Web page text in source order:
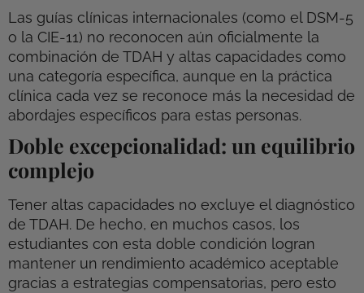
Las guías clínicas internacionales (como el DSM-5
o la CIE-11) no reconocen aún oficialmente la
combinación de TDAH y altas capacidades como
una categoría específica, aunque en la práctica
clínica cada vez se reconoce más la necesidad de
abordajes específicos para estas personas.
Doble excepcionalidad: un equilibrio
complejo
Tener altas capacidades no excluye el diagnóstico
de TDAH. De hecho, en muchos casos, los
estudiantes con esta doble condición logran
mantener un rendimiento académico aceptable
gracias a estrategias compensatorias, pero esto